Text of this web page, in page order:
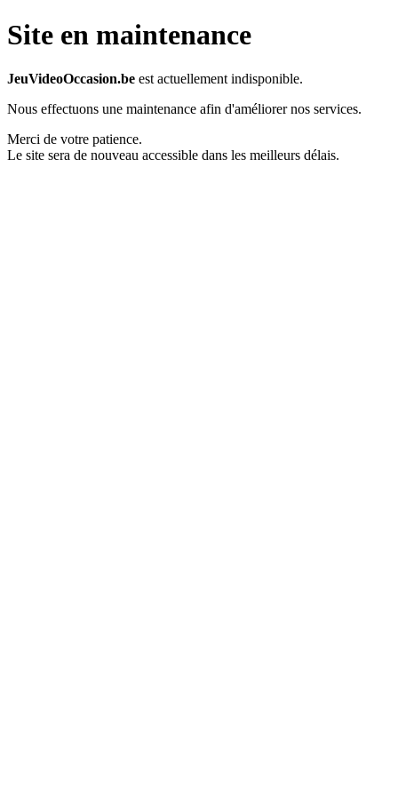
Site en maintenance
JeuVideoOccasion.be est actuellement indisponible.
Nous effectuons une maintenance afin d'améliorer nos services.
Merci de votre patience.
Le site sera de nouveau accessible dans les meilleurs délais.